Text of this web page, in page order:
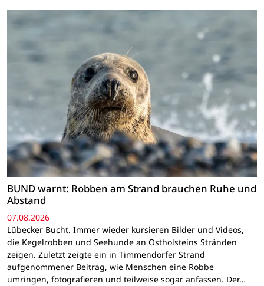
BUND warnt: Robben am Strand brauchen Ruhe und
Abstand
07.08.2026
Lübecker Bucht. Immer wieder kursieren Bilder und Videos,
die Kegelrobben und Seehunde an Ostholsteins Stränden
zeigen. Zuletzt zeigte ein in Timmendorfer Strand
aufgenommener Beitrag, wie Menschen eine Robbe
umringen, fotografieren und teilweise sogar anfassen. Der…